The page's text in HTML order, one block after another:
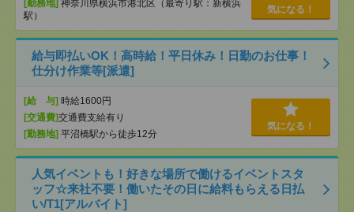
[勤務地] 神奈川県横浜市港北区（最寄り駅：新横浜
駅）
気になる！
給与即払いOK！高時給！平日休み！日勤のお仕事！
仕分け作業等[派遣]
[給 与] 時給1600円
[交通費]交通費支給有り
[勤務地] 平沼橋駅から徒歩12分
気になる！
人気イベントも！好きな場所で働けるイベントスタ
ッフ☆来社不要！働いたその日に給料もらえる日払
い/T1[アルバイト]